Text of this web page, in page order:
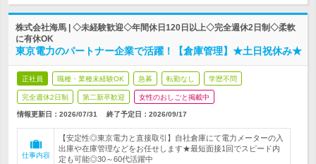
株式会社海馬 | ◇未経験歓迎◇年間休日120日以上◇完全週休2日制◇柔軟
に有休OK
東京電力のパートナー企業で活躍！【倉庫管理】★土日祝休み★
正社員 職種・業種未経験OK 急募 転勤なし 学歴不問
完全週休2日制 第二新卒歓迎 女性のおしごと掲載中
情報更新日：2026/07/31 終了予定日： 2026/09/17
仕事内容
【安定性◎東京電力と直接取引】自社倉庫にて電力メーターの入
出庫や在庫管理などをお任せします★最短面接1回でスピード内
定も可能◎30～60代活躍中